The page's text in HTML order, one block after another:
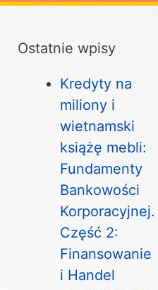
Ostatnie wpisy
Kredyty na
miliony i
wietnamski
książę mebli:
Fundamenty
Bankowości
Korporacyjnej.
Część 2:
Finansowanie
i Handel